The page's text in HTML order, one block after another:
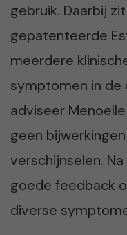
gebruik. Daarbij
gepatenteerde
meerdere
symptomen in de
adviseer
geen
verschijnselen.
goede feedback
diverse